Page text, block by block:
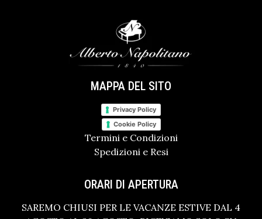
MAPPA DEL SITO
Privacy Policy
Cookie Policy
Termini e Condizioni
Spedizioni e Resi
ORARI DI APERTURA
SAREMO CHIUSI PER LE VACANZE ESTIVE DAL 4